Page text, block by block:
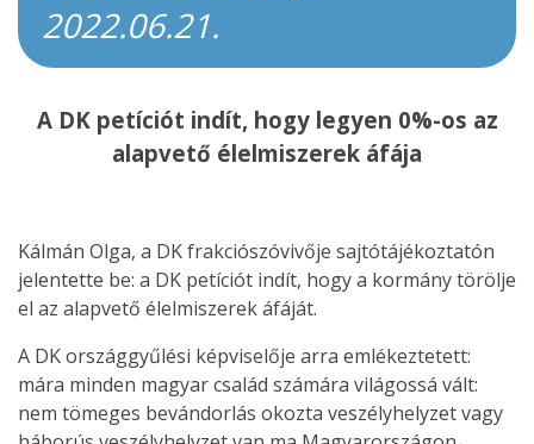
2022.06.21.
A DK petíciót indít, hogy legyen 0%-os az
alapvető élelmiszerek áfája
Kálmán Olga, a DK frakciószóvivője sajtótájékoztatón
jelentette be: a DK petíciót indít, hogy a kormány törölje
el az alapvető élelmiszerek áfáját.
A DK országgyűlési képviselője arra emlékeztetett:
mára minden magyar család számára világossá vált:
nem tömeges bevándorlás okozta veszélyhelyzet vagy